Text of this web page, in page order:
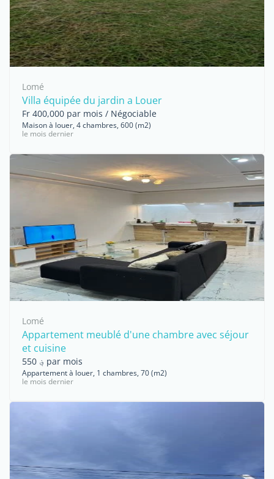
Lomé
Villa équipée du jardin a Louer
Fr 400,000 par mois / Négociable
Maison à louer, 4 chambres, 600 (m2)
le mois dernier
Lomé
Appartement meublé d'une chambre avec séjour
et cuisine
؋ 550 par mois
Appartement à louer, 1 chambres, 70 (m2)
le mois dernier